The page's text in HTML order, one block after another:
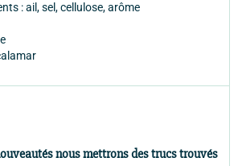
: ail, sel, cellulose, arôme
nous mettrons des trucs trouvés